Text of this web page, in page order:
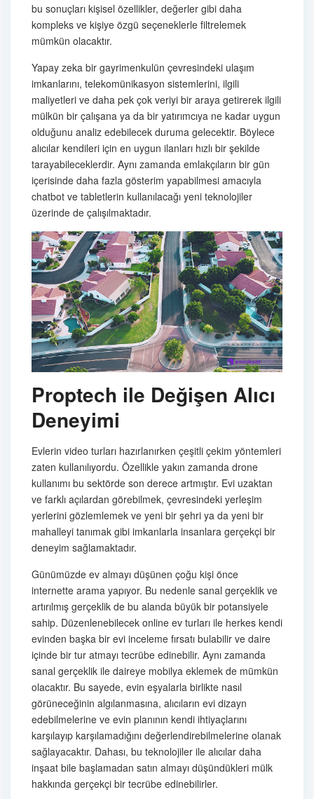
bu sonuçları kişisel özellikler, değerler gibi daha
kompleks ve kişiye özgü seçeneklerle filtrelemek
mümkün olacaktır.
Yapay zeka bir gayrimenkulün çevresindeki ulaşım
imkanlarını, telekomünikasyon sistemlerini, ilgili
maliyetleri ve daha pek çok veriyi bir araya getirerek ilgili
mülkün bir çalışana ya da bir yatırımcıya ne kadar uygun
olduğunu analiz edebilecek duruma gelecektir. Böylece
alıcılar kendileri için en uygun ilanları hızlı bir şekilde
tarayabileceklerdir. Aynı zamanda emlakçıların bir gün
içerisinde daha fazla gösterim yapabilmesi amacıyla
chatbot ve tabletlerin kullanılacağı yeni teknolojiler
üzerinde de çalışılmaktadır.
Proptech ile Değişen Alıcı
Deneyimi
Evlerin video turları hazırlanırken çeşitli çekim yöntemleri
zaten kullanılıyordu. Özellikle yakın zamanda drone
kullanımı bu sektörde son derece artmıştır. Evi uzaktan
ve farklı açılardan görebilmek, çevresindeki yerleşim
yerlerini gözlemlemek ve yeni bir şehri ya da yeni bir
mahalleyi tanımak gibi imkanlarla insanlara gerçekçi bir
deneyim sağlamaktadır.
Günümüzde ev almayı düşünen çoğu kişi önce
internette arama yapıyor. Bu nedenle sanal gerçeklik ve
artırılmış gerçeklik de bu alanda büyük bir potansiyele
sahip. Düzenlenebilecek online ev turları ile herkes kendi
evinden başka bir evi inceleme fırsatı bulabilir ve daire
içinde bir tur atmayı tecrübe edinebilir. Aynı zamanda
sanal gerçeklik ile daireye mobilya eklemek de mümkün
olacaktır. Bu sayede, evin eşyalarla birlikte nasıl
görüneceğinin algılanmasına, alıcıların evi dizayn
edebilmelerine ve evin planının kendi ihtiyaçlarını
karşılayıp karşılamadığını değerlendirebilmelerine olanak
sağlayacaktır. Dahası, bu teknolojiler ile alıcılar daha
inşaat bile başlamadan satın almayı düşündükleri mülk
hakkında gerçekçi bir tecrübe edinebilirler.